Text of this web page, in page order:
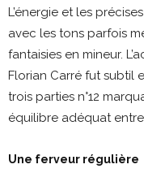
L’énergie et les
avec les tons parfois
fantaisies en mineur.
Florian Carré fut subtil
trois parties n°12
équilibre adéquat
Une ferveur régulière